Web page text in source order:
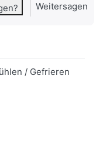
Weitersagen
/ Gefrieren